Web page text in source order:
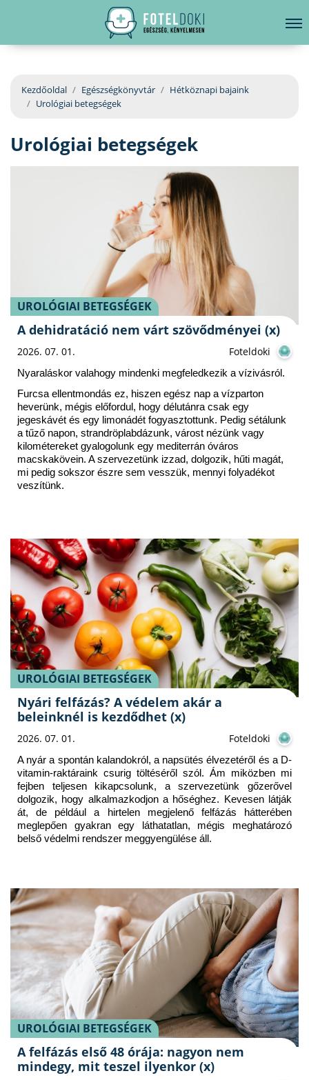
EGÉSZSÉGKÖNYVTÁR
BETEGSÉGKALAUZ
ÜGYELETKERESŐ
ORVOS VÁLASZOL
hirdetés
Kezdőoldal Egészségkönyvtár
Hétköznapi bajaink
Urológiai betegségek
Urológiai betegségek
UROLÓGIAI BETEGSÉGEK
A dehidratáció nem várt szövődményei (x)
2026. 07. 01. Foteldoki
Nyaraláskor valahogy mindenki megfeledkezik a vízivásról.
Furcsa ellentmondás ez, hiszen egész nap a vízparton
heverünk, mégis előfordul, hogy délutánra csak egy
jegeskávét és egy limonádét fogyasztottunk. Pedig sétálunk
a tűző napon, strandröplabdázunk, várost nézünk vagy
kilométereket gyalogolunk egy mediterrán óváros
macskakövein. A szervezetünk izzad, dolgozik, hűti magát,
mi pedig sokszor észre sem vesszük, mennyi folyadékot
veszítünk.
UROLÓGIAI BETEGSÉGEK
Nyári felfázás? A védelem akár a
beleinknél is kezdődhet (x)
2026. 07. 01. Foteldoki
A nyár a spontán kalandokról, a napsütés élvezetéről és a D-
vitamin-raktáraink csurig töltéséről szól. Ám miközben mi
fejben teljesen kikapcsolunk, a szervezetünk gőzerővel
dolgozik, hogy alkalmazkodjon a hőséghez. Kevesen látják
át, de például a hirtelen megjelenő felfázás hátterében
meglepően gyakran egy láthatatlan, mégis meghatározó
belső védelmi rendszer meggyengülése áll.
UROLÓGIAI BETEGSÉGEK
A felfázás első 48 órája: nagyon nem
mindegy, mit teszel ilyenkor (x)